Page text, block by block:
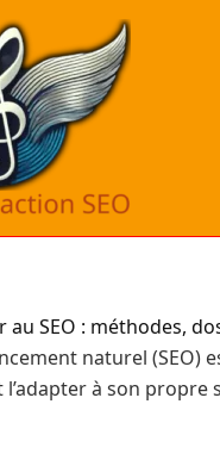
au SEO : méthodes,
naturel (SEO)
à son